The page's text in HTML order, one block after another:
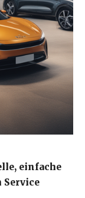
einfache